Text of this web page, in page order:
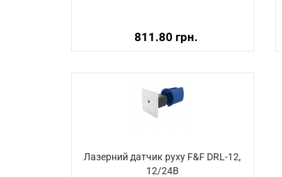
811.80 грн.
Лазерний датчик руху F&F DRL-12,
12/24В